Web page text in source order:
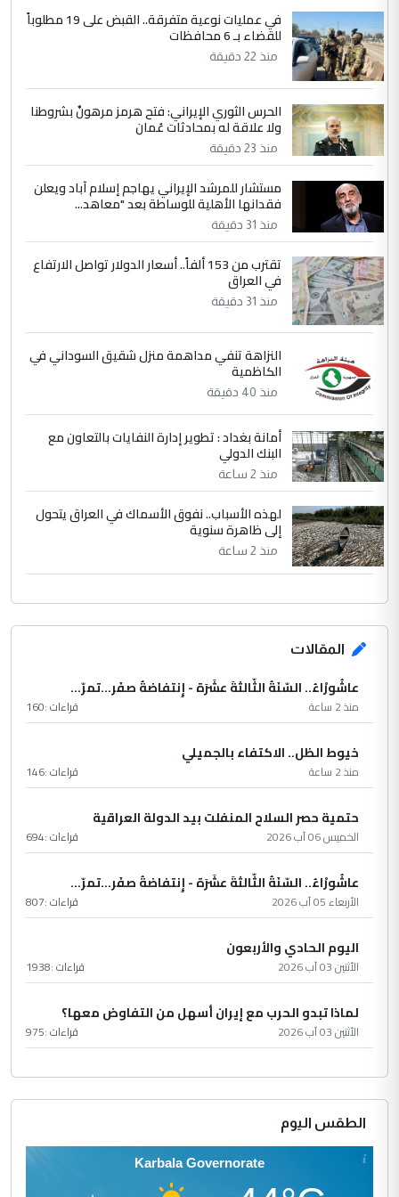
4 سردار
التعليق : واحد من عصابة علي ماما يسقط
جنسية الرافد الثالث للعراق ومن اصول عريقة
ابا فرات ...
الموضوع :
الجواهري يرد على صدام حسين سل
مضجعيك يابن الزنا (نص كامل)
5
التعليق : واحد من عصابة علي ماما يسقط
جنسية الرافد الثالث للعراق ومن اصول عريقة
ابا فرات ...
الموضوع :
الجواهري يرد على صدام حسين سل
مضجعيك يابن الزنا (نص كامل)
في عمليات نوعية متفرقة.. القبض على 19 مطلوباً
للقضاء بـ 6 محافظات
منذ 22 دقيقة
الحرس الثوري الإيراني: فتح هرمز مرهونٌ بشروطنا
ولا علاقة له بمحادثات عُمان
منذ 23 دقيقة
مستشار للمرشد الإيراني يهاجم إسلام آباد ويعلن
فقدانها الأهلية للوساطة بعد "معاهد...
منذ 31 دقيقة
تقترب من 153 ألفاً.. أسعار الدولار تواصل الارتفاع
في العراق
منذ 31 دقيقة
النزاهة تنفي مداهمة منزل شقيق السوداني في
الكاظمية
منذ 40 دقيقة
أمانة بغداد : تطوير إدارة النفايات بالتعاون مع
البنك الدولي
منذ 2 ساعة
لهذه الأسباب.. نفوق الأسماك في العراق يتحول
إلى ظاهرة سنوية
منذ 2 ساعة
المقالات
عاشُورْاءُ.. السّنَةُ الثّالثةَ عشَرَة - إِنتفاضةُ صفَر…تمرّ...
منذ 2 ساعة قراءات :160
خيوط الظل.. الاكتفاء بالجميلي
منذ 2 ساعة قراءات :146
حتمية حصر السلاح المنفلت بيد الدولة العراقية
الخميس 06 آب 2026 قراءات :694
عاشُورْاءُ.. السّنَةُ الثّالثةَ عشَرَة - إِنتفاضةُ صفَر…تمرّ...
الأربعاء 05 آب 2026 قراءات :807
اليوم الحادي والأربعون
الأثنين 03 آب 2026 قراءات :1938
لماذا تبدو الحرب مع إيران أسهل من التفاوض معها؟
الأثنين 03 آب 2026 قراءات :975
الطقس اليوم
Karbala Governorate